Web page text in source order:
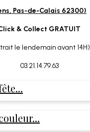
Pas-de-Calais 62300)
& Collect GRATUIT
le lendemain avant 14H)
03.21.14.79.63